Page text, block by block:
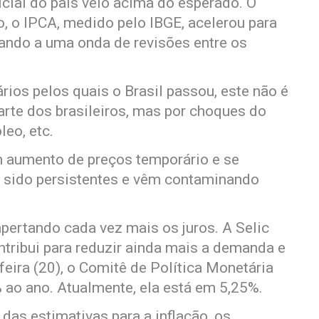
IPCA, medido pelo IBGE, acelerou para
a uma onda de revisões entre os
pelos quais o Brasil passou, este não é
dos brasileiros, mas por choques do
etc.
de preços temporário e se
persistentes e vêm contaminando
cada vez mais os juros. A Selic
para reduzir ainda mais a demanda e
(20), o Comitê de Política Monetária
ano. Atualmente, ela está em 5,25%.